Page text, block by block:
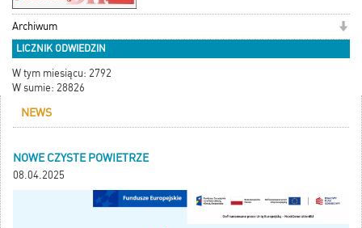
Archiwum
LICZNIK ODWIEDZIN
W tym miesiącu: 2792
W sumie: 28826
NEWS
NOWE CZYSTE POWIETRZE
08.04.2025